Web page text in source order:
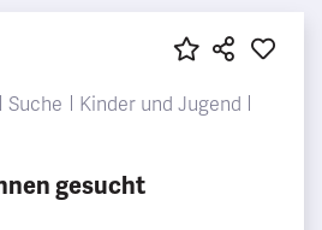
Suche
Kinder und Jugend
gesucht